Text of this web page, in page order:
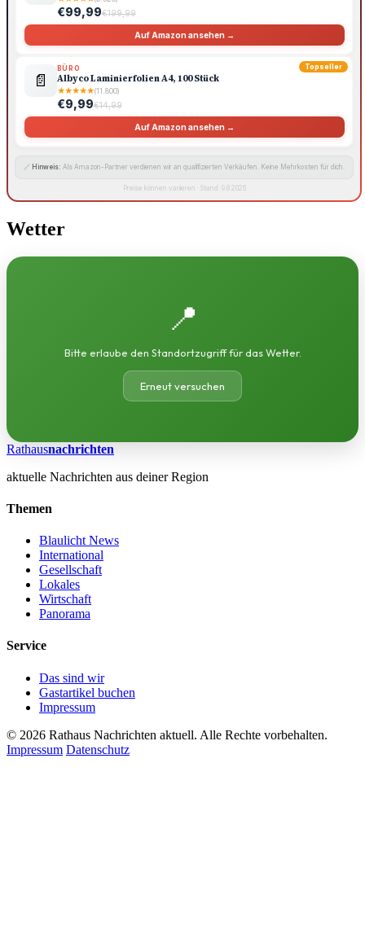
€99,99€199,99
Auf Amazon ansehen →
Topseller
📄
BÜRO
Albyco Laminierfolien A4, 100 Stück
★★★★★(11.800)
€9,99€14,99
Auf Amazon ansehen →
🔗 Hinweis: Als Amazon-Partner verdienen wir an qualifizierten Verkäufen. Keine Mehrkosten für dich.
Preise können variieren · Stand: 9.8.2026
Wetter
📍
Bitte erlaube den Standortzugriff für das Wetter.
Erneut versuchen
Rathausnachrichten
aktuelle Nachrichten aus deiner Region
Themen
Blaulicht News
International
Gesellschaft
Lokales
Wirtschaft
Panorama
Service
Das sind wir
Gastartikel buchen
Impressum
© 2026 Rathaus Nachrichten aktuell. Alle Rechte vorbehalten.
Impressum Datenschutz